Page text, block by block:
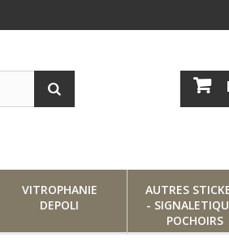
VITROPHANIE
DEPOLI
AUTRES
-
POCHOIRS